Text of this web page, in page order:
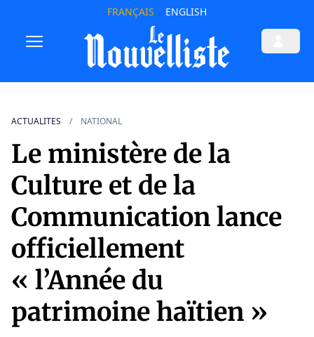
FRANÇAIS ENGLISH
ACTUALITES NATIONAL
Le ministère de la
Culture et de la
Communication lance
officiellement
« l’Année du
patrimoine haïtien »